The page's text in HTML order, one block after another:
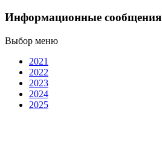
Информационные сообщения
Выбор меню
2021
2022
2023
2024
2025